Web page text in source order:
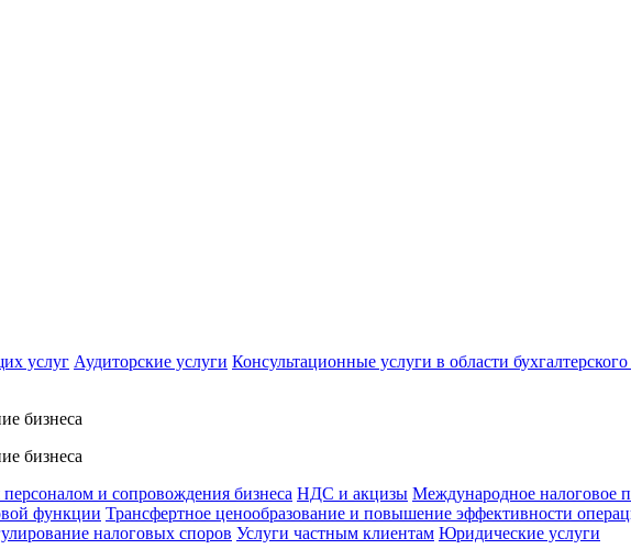
услуг Аудиторские услуги Консультационные услуги в области
бизнеса
бизнеса
и сопровождения бизнеса НДС и акцизы Международное налоговое
функции Трансфертное ценообразование и повышение эффективности
налоговых споров Услуги частным клиентам Юридические услуги